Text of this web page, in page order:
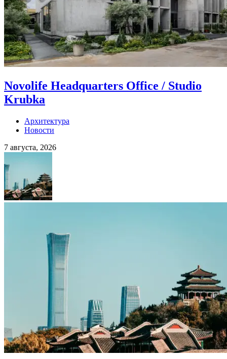
Novolife Headquarters Office / Studio
Krubka
Архитектура
Новости
7 августа, 2026